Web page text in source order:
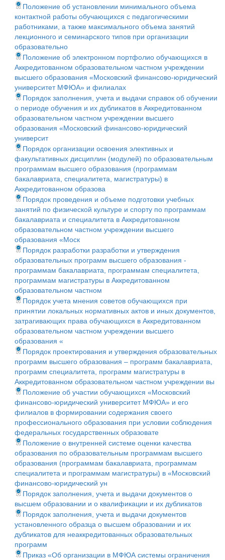
Положение об установлении минимального объема
контактной работы обучающихся с педагогическими
работниками, а также максимального объема занятий
лекционного и семинарского типов при организации
образовательно
Положение об электронном портфолио обучающихся в
Аккредитованном образовательном частном учреждении
высшего образования «Московский финансово-юридический
университет МФЮА» и филиалах
Порядок заполнения, учета и выдачи справок об обучении
о периоде обучения и их дубликатов в Аккредитованном
образовательном частном учреждении высшего
образования «Московский финансово-юридический
университ
Порядок организации освоения элективных и
факультативных дисциплин (модулей) по образовательным
программам высшего образования (программам
бакалавриата, специалитета, магистратуры) в
Аккредитованном образова
Порядок проведения и объеме подготовки учебных
занятий по физической культуре и спорту по программам
бакалавриата и специалитета в Аккредитованном
образовательном частном учреждении высшего
образования «Моск
Порядок разработки разработки и утверждения
образовательных программ высшего образования -
программам бакалавриата, программам специалитета,
программам магистратуры в Аккредитованном
образовательном частном
Порядок учета мнения советов обучающихся при
принятии локальных нормативных актов и иных документов,
затрагивающих права обучающихся в Аккредитованном
образовательном частном учреждении высшего
образования «
Порядок проектирования и утверждения образовательных
программ высшего образования – программ бакалавриата,
программ специалитета, программ магистратуры в
Аккредитованном образовательном частном учреждении вы
Положение об участии обучающихся «Московский
финансово-юридический университет МФЮА» и его
филиалов в формировании содержания своего
профессионального образования при условии соблюдения
федеральных государственных образовате
Положение о внутренней системе оценки качества
образования по образовательным программам высшего
образования (программам бакалавриата, программам
специалитета и программам магистратуры) в «Московский
финансово-юридический ун
Порядок заполнения, учета и выдачи документов о
высшем образовании и о квалификации и их дубликатов
Порядок заполнения, учета и выдачи документов
установленного образца о высшем образовании и их
дубликатов для неаккредитованных образовательных
программ
Приказ «Об организации в МФЮА системы ограничения